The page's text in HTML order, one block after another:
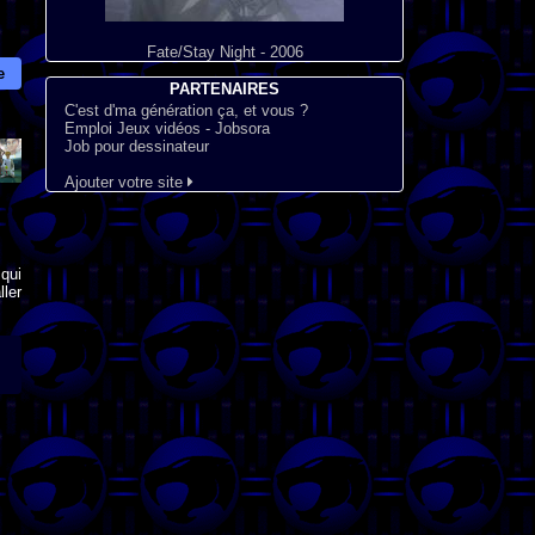
Fate/Stay Night - 2006
PARTENAIRES
C'est d'ma génération ça, et vous ?
Emploi Jeux vidéos - Jobsora
Job pour dessinateur
Ajouter votre site